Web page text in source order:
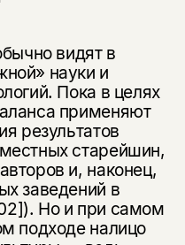
видят в
науки и
Пока в целях
применяют
результатов
старейшин,
и, наконец,
заведений в
Но и при самом
подходе налицо